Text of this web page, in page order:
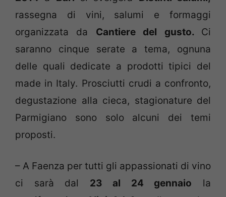
rassegna di vini, salumi e formaggi
organizzata da Cantiere del gusto. Ci
saranno cinque serate a tema, ognuna
delle quali dedicate a prodotti tipici del
made in Italy. Prosciutti crudi a confronto,
degustazione alla cieca, stagionature del
Parmigiano sono solo alcuni dei temi
proposti.
– A Faenza per tutti gli appassionati di vino
ci sarà dal 23 al 24 gennaio la